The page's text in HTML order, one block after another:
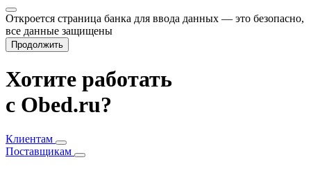
Откроется страница банка для ввода данных — это безопасно,
все данные защищены
Продолжить
Хотите работать
с Obed.ru?
Клиентам
Поставщикам